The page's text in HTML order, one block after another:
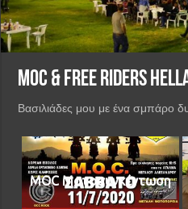
MOC & Free Riders
Βασιλιάδες μου με ένα σμπάρο
MOC Μοτοσυγκέντωση